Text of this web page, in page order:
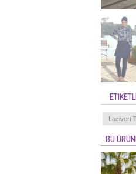
Lacivert
BU